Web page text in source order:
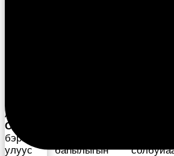
Алдан баһылыгын бастакы
Степанович Сивцев
бэрэссэдээтэлэ
улуус баһылыгын